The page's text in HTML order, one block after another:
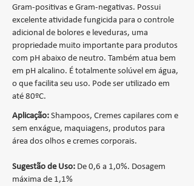
Gram-positivas e Gram-negativas. Possui
excelente atividade fungicida para o controle
adicional de bolores e leveduras, uma
propriedade muito importante para produtos
com pH abaixo de neutro. Também atua bem
em pH alcalino. É totalmente solúvel em água,
o que facilita seu uso. Pode ser utilizado em
até 80ºC.
Aplicação: Shampoos, Cremes capilares com e
sem enxágue, maquiagens, produtos para
área dos olhos e cremes corporais.
Sugestão de Uso: De 0,6 a 1,0%. Dosagem
máxima de 1,1%